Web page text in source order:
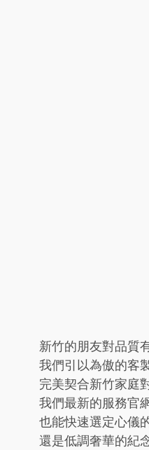
新竹的朋友對品質
我們引以為傲的客
完美契合新竹家庭
我們最新的服務官
也能快速選定心儀
還是低調奢華的紀